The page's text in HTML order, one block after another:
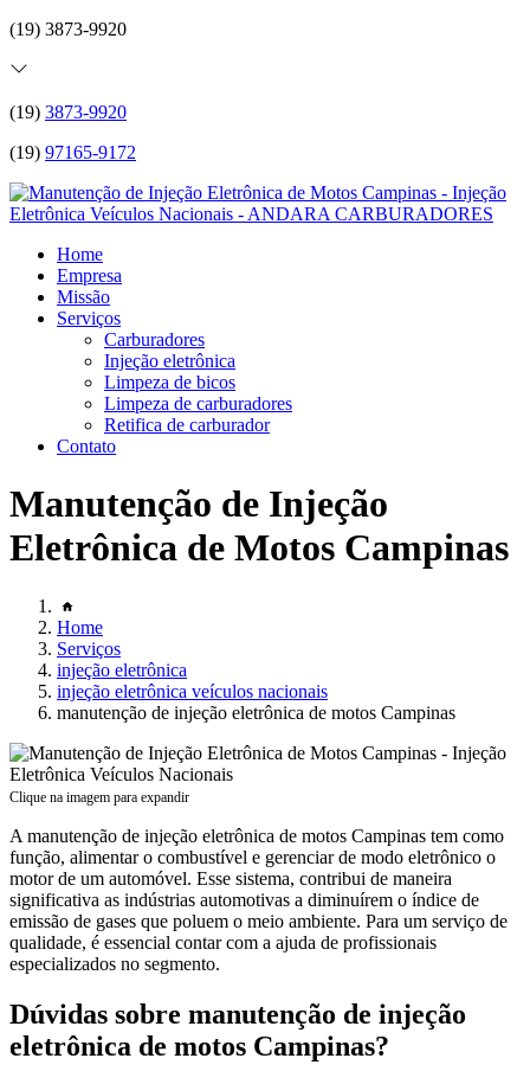
(19) 3873-9920
(19) 3873-9920
(19) 97165-9172
Home
Empresa
Missão
Serviços
Carburadores
Injeção eletrônica
Limpeza de bicos
Limpeza de carburadores
Retifica de carburador
Contato
Manutenção de Injeção
Eletrônica de Motos Campinas
Home
Serviços
injeção eletrônica
injeção eletrônica veículos nacionais
manutenção de injeção eletrônica de motos Campinas
Clique na imagem para expandir
A manutenção de injeção eletrônica de motos Campinas tem como
função, alimentar o combustível e gerenciar de modo eletrônico o
motor de um automóvel. Esse sistema, contribui de maneira
significativa as indústrias automotivas a diminuírem o índice de
emissão de gases que poluem o meio ambiente. Para um serviço de
qualidade, é essencial contar com a ajuda de profissionais
especializados no segmento.
Dúvidas sobre manutenção de injeção
eletrônica de motos Campinas?